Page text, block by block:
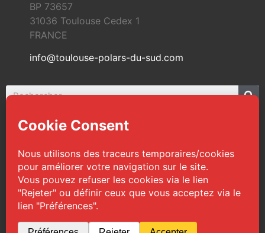
BP 73657
31036 Toulouse Cedex 1
FRANCE
info@toulouse-polars-du-sud.com
© 2026 Toulouse Polars du Sud | Tous droits
réservés
Web Design : TPS|Mentions légales